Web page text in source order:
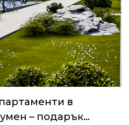
в
– подарък